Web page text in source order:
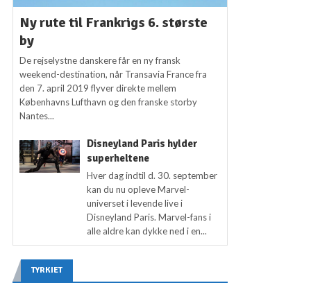
Ny rute til Frankrigs 6. største
by
De rejselystne danskere får en ny fransk
weekend-destination, når Transavia France fra
den 7. april 2019 flyver direkte mellem
Københavns Lufthavn og den franske storby
Nantes...
Disneyland Paris hylder
superheltene
Hver dag indtil d. 30. september
kan du nu opleve Marvel-
universet i levende live i
Disneyland Paris. Marvel-fans i
alle aldre kan dykke ned i en...
TYRKIET